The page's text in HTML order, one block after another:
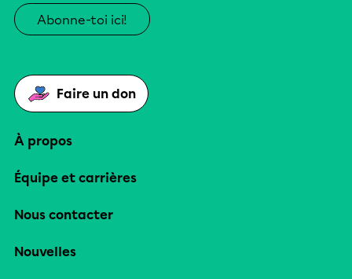
Abonne-toi ici!
Faire un don
À propos
Équipe et carrières
Nous contacter
Nouvelles